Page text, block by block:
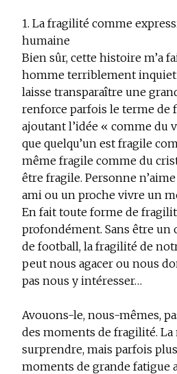
1. La fragilité comme
humaine
Bien sûr, cette histoire m’a
homme terriblement
laisse transparaître une
renforce parfois le terme de
ajoutant l’idée « comme du
que quelqu’un est fragile
même fragile comme du
être fragile. Personne
ami ou un proche vivre un
En fait toute forme de
profondément. Sans être un
de football, la fragilité de
peut nous agacer ou nous
pas nous y intéresser…
Avouons-le, nous-mêmes,
des moments de fragilité.
surprendre, mais parfois
moments de grande fatigue